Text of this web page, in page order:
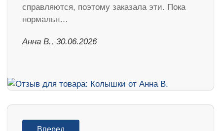
справляются, поэтому заказала эти. Пока
нормальн…
Анна В., 30.06.2026
Вперед